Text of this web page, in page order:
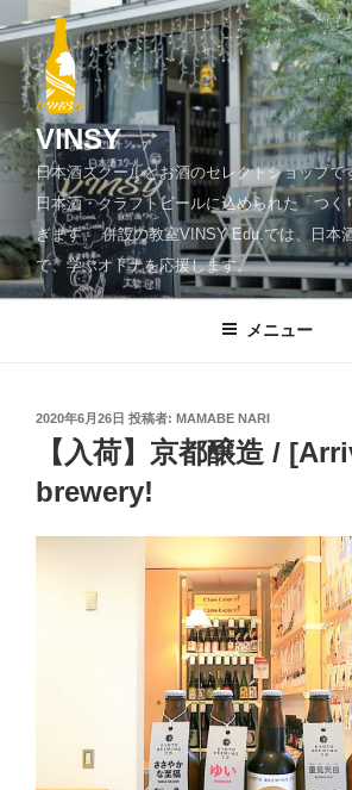
ン
ツ
へ
ッ
プ
VINSY
日本酒スクールとお酒のセレクトショップで
日本酒・クラフトビールに込められた「つく
ぎます。 併設の教室VINSY Edu.では、日本
で、学ぶオトナを応援します。
メニュー
投
2020年6月26日 投稿者: MAMABE NARI
【入荷】京都醸造 /
brewery!